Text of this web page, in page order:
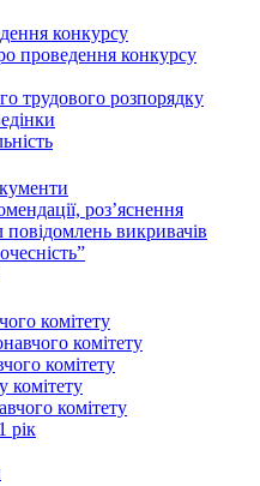
конкурсу
проведення конкурсу
трудового розпорядку
роз’яснення
викривачів
комітету
комітету
комітету
комітету
комітету
рік